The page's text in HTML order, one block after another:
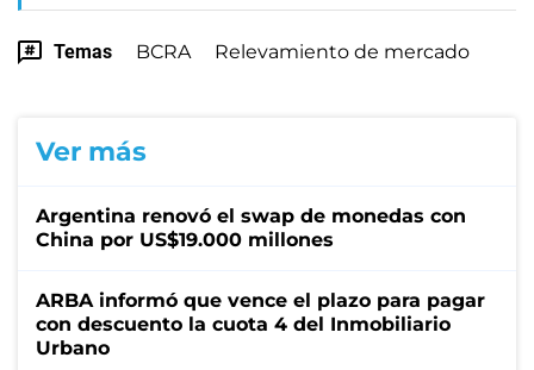
Temas BCRA Relevamiento de mercado
Ver más
Argentina renovó el swap de monedas con
China por US$19.000 millones
ARBA informó que vence el plazo para pagar
con descuento la cuota 4 del Inmobiliario
Urbano